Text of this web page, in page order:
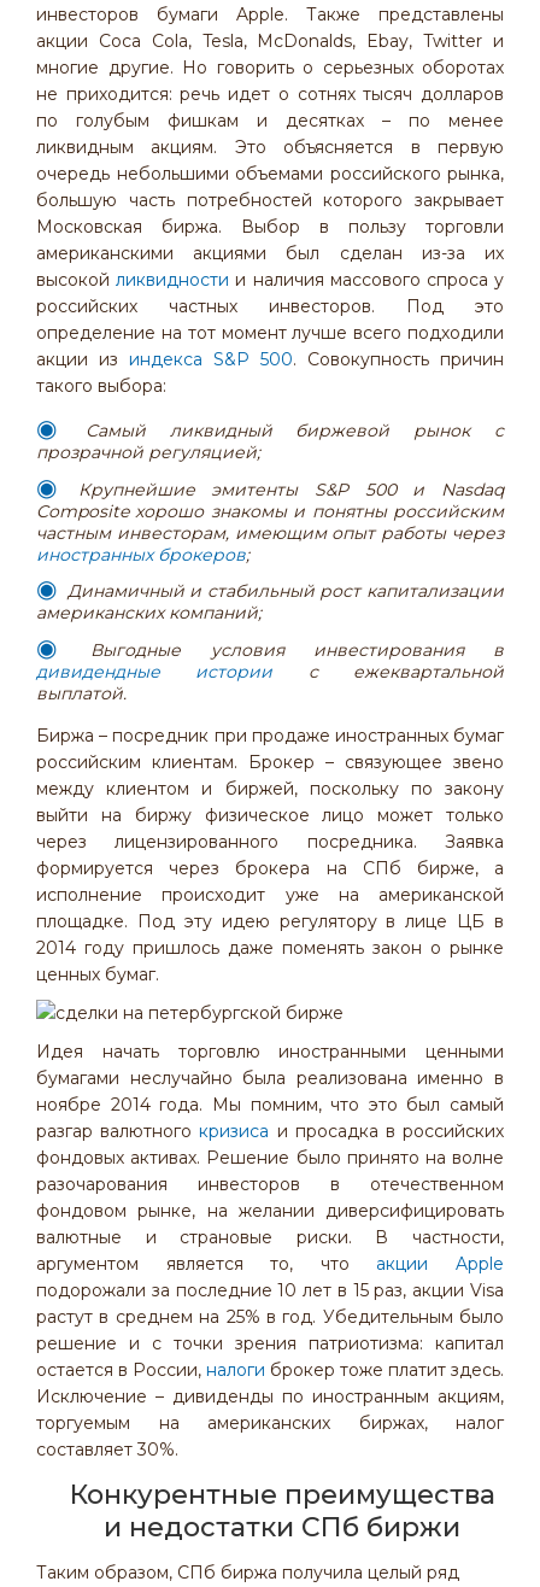
инвесторов бумаги Apple. Также представлены
акции Coca Cola, Tesla, McDonalds, Ebay, Twitter и
многие другие. Но говорить о серьезных оборотах
не приходится: речь идет о сотнях тысяч долларов
по голубым фишкам и десятках – по менее
ликвидным акциям. Это объясняется в первую
очередь небольшими объемами российского рынка,
большую часть потребностей которого закрывает
Московская биржа. Выбор в пользу торговли
американскими акциями был сделан из-за их
высокой ликвидности и наличия массового спроса у
российских частных инвесторов. Под это
определение на тот момент лучше всего подходили
акции из индекса S&P 500. Совокупность причин
такого выбора:
Самый ликвидный биржевой рынок с
прозрачной регуляцией;
Крупнейшие эмитенты S&P500 и
Nasdaq
Composite хорошо знакомы и понятны российским
частным инвесторам, имеющим опыт работы через
иностранных брокеров;
Динамичный и стабильный рост капитализации
американских компаний;
Выгодные условия инвестирования в
дивидендные истории с ежеквартальной
выплатой.
Биржа – посредник при продаже иностранных бумаг
российским клиентам. Брокер – связующее звено
между клиентом и биржей, поскольку по закону
выйти на биржу физическое лицо может только
через лицензированного посредника. Заявка
формируется через брокера на СПб бирже, а
исполнение происходит уже на американской
площадке. Под эту идею регулятору в лице ЦБ в
2014 году пришлось даже поменять закон о рынке
ценных бумаг.
Идея начать торговлю иностранными ценными
бумагами неслучайно была реализована именно в
ноябре 2014 года. Мы помним, что это был самый
разгар валютногокризиса и просадка в российских
фондовых активах. Решение было принято на волне
разочарования инвесторов в отечественном
фондовом рынке, на желании диверсифицировать
валютные и страновые риски. В частности,
аргументом является то, что акции Apple
подорожали за последние 10 лет в 15 раз, акции Visa
растут в среднем на 25% в год. Убедительным было
решение и с точки зрения патриотизма: капитал
остается в России, налоги брокер тоже платит здесь.
Исключение – дивиденды по иностранным акциям,
торгуемым на американских биржах, налог
составляет 30%.
Конкурентные преимущества
и недостатки СПб биржи
Таким образом, СПб биржа получила целый ряд